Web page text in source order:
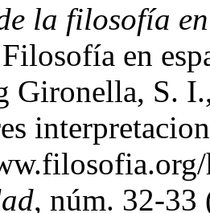
la filosofía
en
Gironella, S.
, núm. 32-33